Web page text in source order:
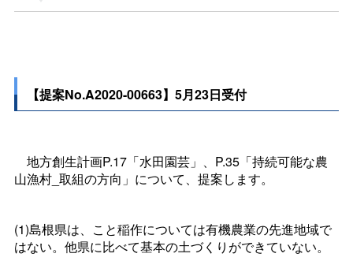
【提案No.A2020-00663】5月23日受付
地方創生計画P.17「水田園芸」、P.35「持続可能な農
山漁村_取組の方向」について、提案します。
(1)島根県は、こと稲作については有機農業の先進地域で
はない。他県に比べて基本の土づくりができていない。